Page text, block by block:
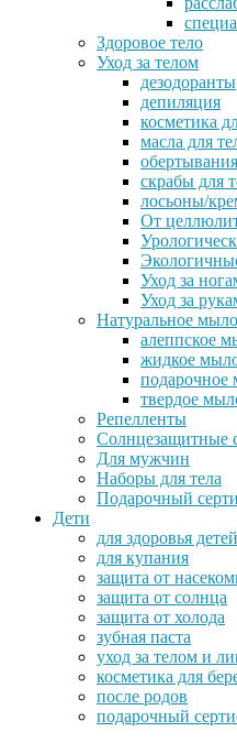
Здоровое тело
Уход за телом
дезодоранты
депиляция
косметика
масла для
скрабы для
лосьоны/
От
Уход за
Уход за
Натуральное мыло
алеппское
жидкое
подарочное
твердое
Репелленты
Солнцезащитные
Для мужчин
Наборы для тела
Подарочный
Дети
для здоровья детей
для купания
защита от
защита от солнца
защита от холода
зубная паста
уход за телом и
косметика для
после родов
подарочный